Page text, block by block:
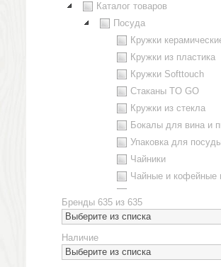
Каталог товаров
Посуда
Кружки
Кружки из пластика
Кружки Softtouch
Стаканы TO GO
Кружки из стекла
Бокалы для вина и
Упаковка для
Чайники
Чайные и кофейные
Наборы посуды
Предметы
Стаканы
Эко кружки
Бренды 635 из 635
Выберите из списка
Наличие
Выберите из списка